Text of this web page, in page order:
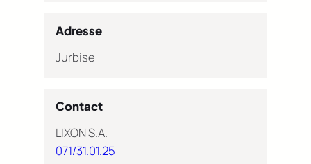
Adresse
Jurbise
Contact
LIXON S.A.
071/31.01.25